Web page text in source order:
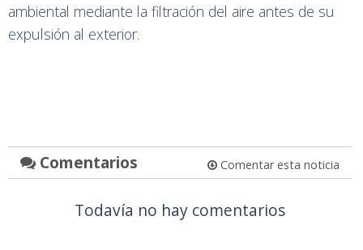
ambiental mediante la filtración del aire antes de su
expulsión al exterior.
Comentarios Comentar esta noticia
Todavía no hay comentarios